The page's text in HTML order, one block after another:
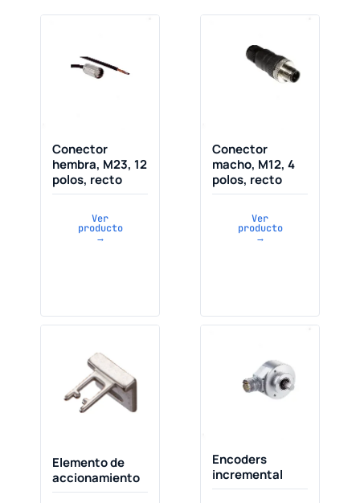
Conector
hembra, M23, 12
polos, recto
Ver
producto
→
Conector
macho, M12, 4
polos, recto
Ver
producto
→
Elemento de
accionamiento
Encoders
incremental